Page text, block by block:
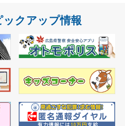
クアップ情報